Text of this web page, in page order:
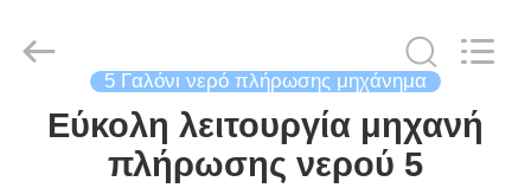
ΣΠΊΤΙ
Machinery
Reserved.
5 Γαλόνι νερό πλήρωσης μηχάνημα
Εύκολη λειτουργία μηχανή
πλήρωσης νερού 5